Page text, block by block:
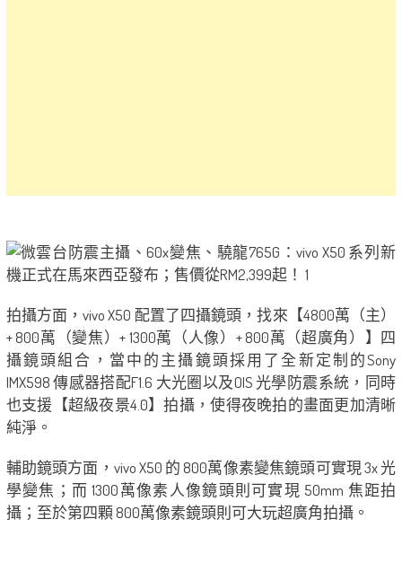
拍攝方面，vivo X50 配置了四攝鏡頭，找來【4800萬（主）
+ 800萬（變焦）+ 1300萬（人像）+ 800萬（超廣角）】四
攝鏡頭組合，當中的主攝鏡頭採用了全新定制的Sony
IMX598 傳感器搭配F1.6 大光圈以及OIS 光學防震系統，同時
也支援【超級夜景4.0】拍攝，使得夜晚拍的畫面更加清晰
純淨。
輔助鏡頭方面，vivo X50 的 800萬像素變焦鏡頭可實現 3x 光
學變焦；而 1300萬像素人像鏡頭則可實現 50mm 焦距拍
攝；至於第四顆 800萬像素鏡頭則可大玩超廣角拍攝。